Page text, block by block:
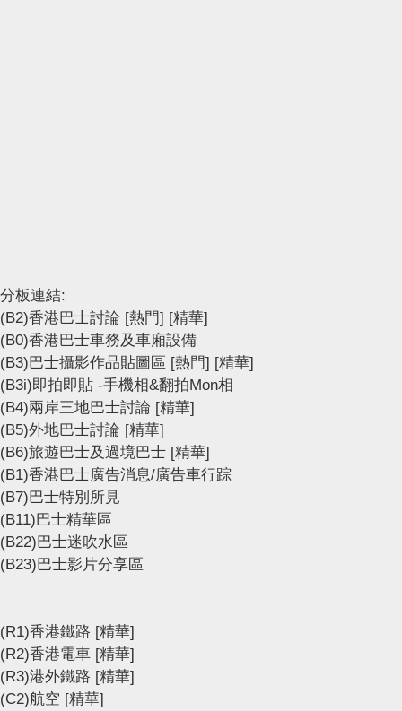
分板連結:
(B2)香港巴士討論 [熱門] [精華]
(B0)香港巴士車務及車廂設備
(B3)巴士攝影作品貼圖區 [熱門] [精華]
(B3i)即拍即貼 -手機相&翻拍Mon相
(B4)兩岸三地巴士討論 [精華]
(B5)外地巴士討論 [精華]
(B6)旅遊巴士及過境巴士 [精華]
(B1)香港巴士廣告消息/廣告車行踪
(B7)巴士特別所見
(B11)巴士精華區
(B22)巴士迷吹水區
(B23)巴士影片分享區
(R1)香港鐵路 [精華]
(R2)香港電車 [精華]
(R3)港外鐵路 [精華]
(C2)航空 [精華]